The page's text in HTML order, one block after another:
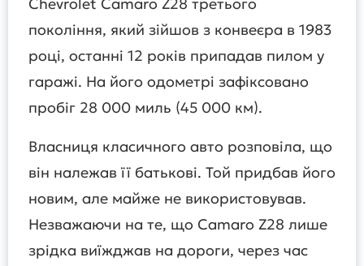
покоління, який зійшов з конвеєра в 1983
році, останні 12 років припадав пилом у
гаражі. На його одометрі зафіксовано
пробіг 28 000 миль (45 000 км).
Власниця класичного авто розповіла, що
він належав її батькові. Той придбав його
новим, але майже не використовував.
Незважаючи на те, що Camaro Z28 лише
зрідка виїжджав на дороги, через час